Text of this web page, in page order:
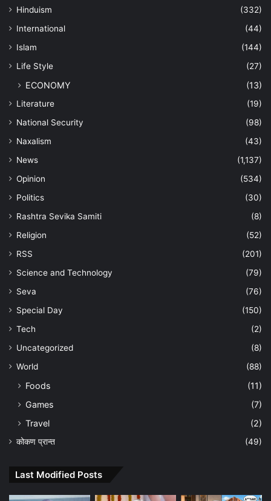
Hinduism
(332)
International
(44)
Islam
(144)
Life Style
(27)
ECONOMY (13)
Literature
(19)
National Security
(98)
Naxalism
(43)
News
(1,137)
Opinion
(534)
Politics
(30)
Rashtra Sevika Samiti
(8)
Religion
(52)
RSS
(201)
Science and Technology
(79)
Seva
(76)
Special Day
(150)
Tech
(2)
Uncategorized
(8)
World
(88)
Foods
(11)
Games
(7)
Travel
(2)
कोकण प्रान्त (49)
Last Modified Posts